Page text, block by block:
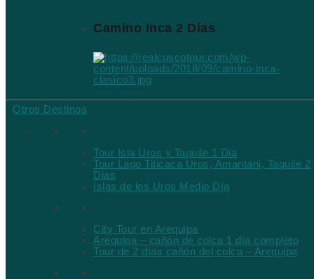
Camino Inca 2 Días
Otros Destinos
Tour Isla Uros y Taquile 1 Dia
Tour Lago Titicaca Uros, Amantani, Taquile 2
Dias
Islas de los Uros Medio Día
City Tour en Arequipa
Arequipa – cañón de colca 1 día completo
Tour de 2 días cañón del colca – Arequipa